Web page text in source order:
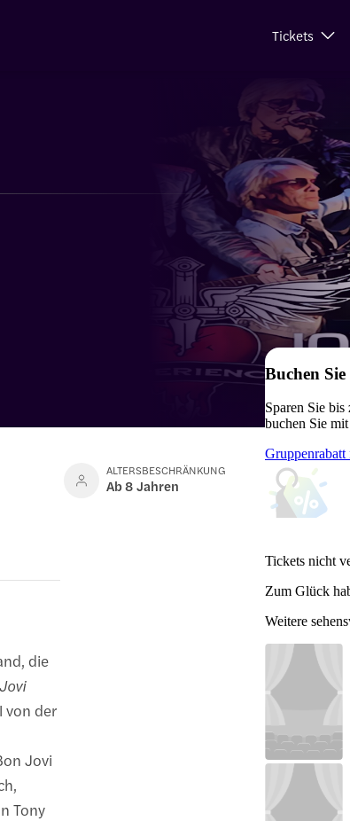
Tickets
ALTERSBESCHRÄNKUNG
Ab 8 Jahren
Buchen
Sparen Sie
buchen Sie
Gruppenrabatt
Tickets nicht
Zum Glück
Weitere
die
von der
Jovi
Tony